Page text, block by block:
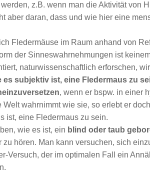
z.B. wenn man die Aktivität von
aber daran, dass und wie hier eine
Fledermäuse im Raum anhand von
der Sinneswahrnehmungen ist
naturwissenschaftlich erforschen,
es subjektiv ist, eine Fledermaus zu
, wenn er bspw. in einer
wahrnimmt wie sie, so erlebt er
ist, eine Fledermaus zu sein.
wie es ist, ein blind oder taub
hören. Man kann versuchen, sich
Versuch, der im optimalen Fall ein